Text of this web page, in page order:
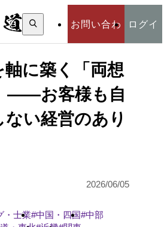
お問い合わ
せ
ログイ
検
索:
検索
に築く「両想
――お客様も自
い経営のあり
2026/06/05
・士業 中国・四国 中部